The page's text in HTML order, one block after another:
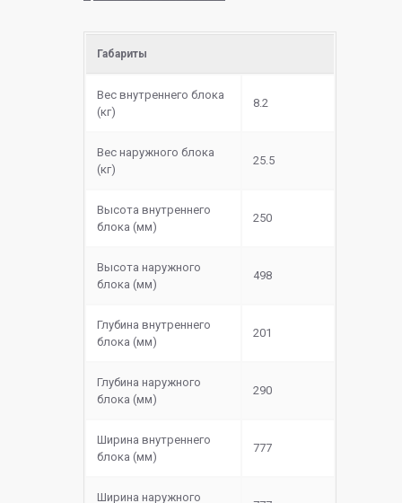
Габариты
Вес внутреннего блока
(кг)
8.2
Вес наружного блока
(кг)
25.5
Высота внутреннего
блока (мм)
250
Высота наружного
блока (мм)
498
Глубина внутреннего
блока (мм)
201
Глубина наружного
блока (мм)
290
Ширина внутреннего
блока (мм)
777
Ширина наружного